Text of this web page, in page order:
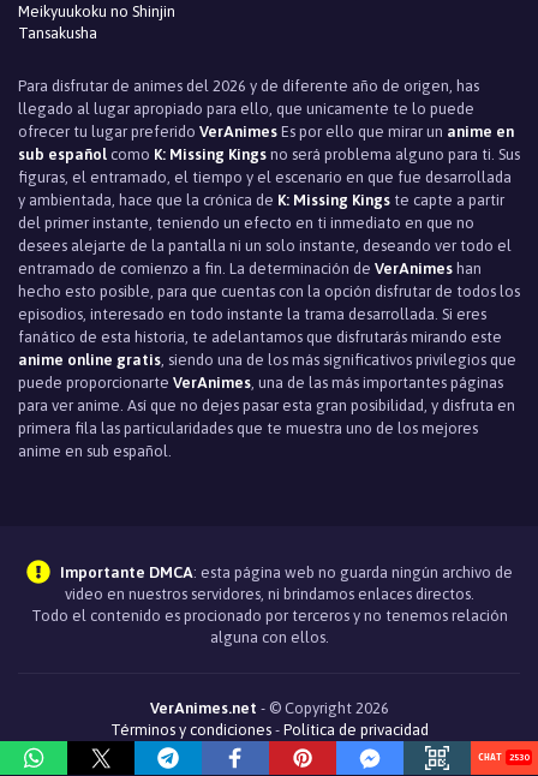
Meikyuukoku no Shinjin
Tansakusha
Para disfrutar de animes del 2026 y de diferente año de origen, has
llegado al lugar apropiado para ello, que unicamente te lo puede
ofrecer tu lugar preferido VerAnimes Es por ello que mirar un anime en
sub español como K: Missing Kings no será problema alguno para ti. Sus
figuras, el entramado, el tiempo y el escenario en que fue desarrollada
y ambientada, hace que la crónica de K: Missing Kings te capte a partir
del primer instante, teniendo un efecto en ti inmediato en que no
desees alejarte de la pantalla ni un solo instante, deseando ver todo el
entramado de comienzo a fin. La determinación de VerAnimes han
hecho esto posible, para que cuentas con la opción disfrutar de todos los
episodios, interesado en todo instante la trama desarrollada. Si eres
fanático de esta historia, te adelantamos que disfrutarás mirando este
anime online gratis , siendo una de los más significativos privilegios que
puede proporcionarte VerAnimes , una de las más importantes páginas
para ver anime. Así que no dejes pasar esta gran posibilidad, y disfruta en
primera fila las particularidades que te muestra uno de los mejores
anime en sub español.
Importante DMCA: esta página web no guarda ningún archivo de
video en nuestros servidores, ni brindamos enlaces directos.
Todo el contenido es procionado por terceros y no tenemos relación
alguna con ellos.
VerAnimes.net - © Copyright 2026
Términos y condiciones- Política de privacidad
2530